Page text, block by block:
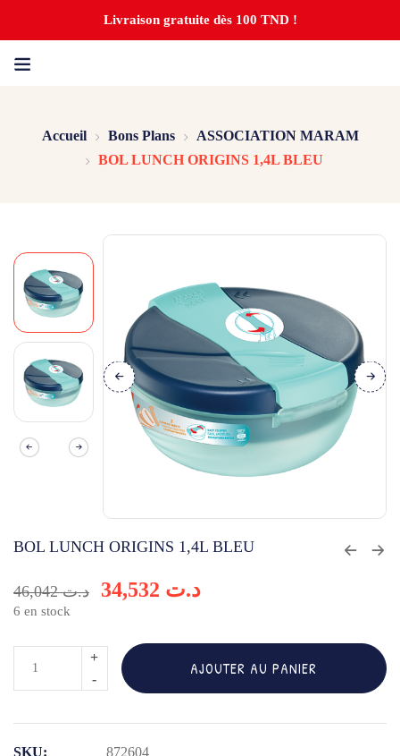
Livraison gratuite dès 100 TND !
Accueil Bons Plans
ASSOCIATION MARAM
BOL LUNCH ORIGINS 1,4L BLEU
BOL LUNCH ORIGINS 1,4L BLEU
د.ت46,042 د.ت
6 en stock
AJOUTER AU PANIER
SKU:
872604